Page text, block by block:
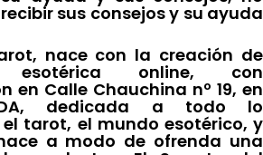
sus consejos y su ayuda
nace con la creación de
online, con
en Calle Chauchina nº 19, en
dedicada a todo lo
tarot, el mundo esotérico, y
a modo de ofrenda una